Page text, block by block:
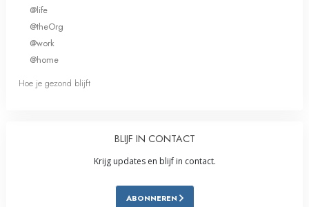
@life
@theOrg
@work
@home
Hoe je gezond blijft
BLIJF IN CONTACT
Krijg updates en blijf in contact.
ABONNEREN